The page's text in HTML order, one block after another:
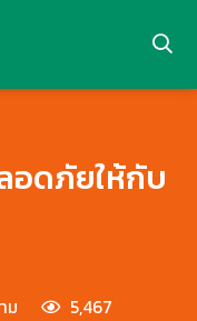
อดภัยให้กับ
ม 5,467